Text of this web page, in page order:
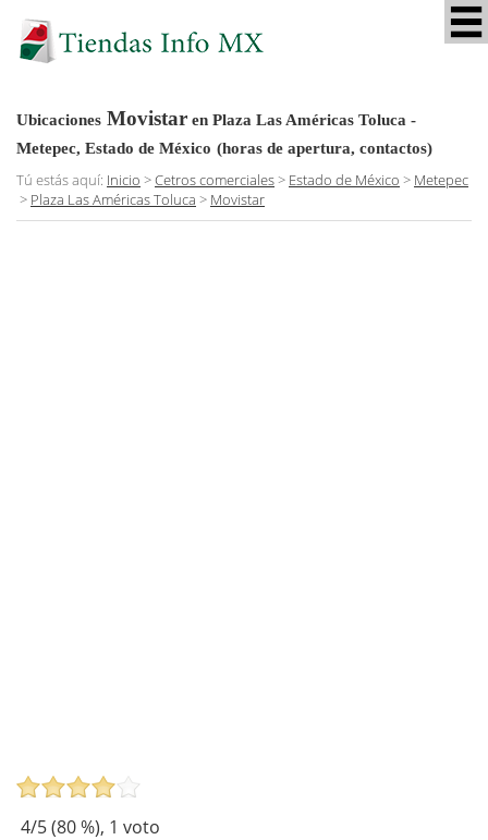
Ubicaciones Movistar en Plaza Las Américas Toluca -
Metepec, Estado de México (horas de apertura, contactos)
Tú estás aquí: Inicio >Cetros comerciales> Estado de México > Metepec
> Plaza Las Américas Toluca > Movistar
4/5 (80%), 1 voto